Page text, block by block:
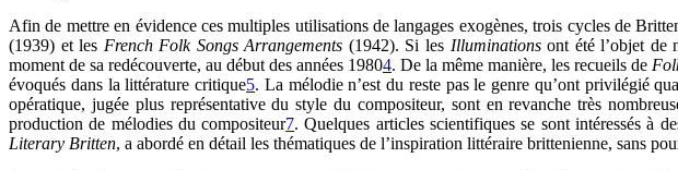
Afin de mettre en évidence ces multiples utilisations de langages exogènes, trois cycles de
(1939) et les French Folk Songs Arrangements (1942). Si les Illuminationsont été l’objet de
moment de sa redécouverte, au début des années 19804. De la même manière, les recueils de
évoqués dans la littérature critique5. La mélodie n’est du reste pas le genre qu’ont privilégié
opératique, jugée plus représentative du style du compositeur, sont en revanche très
production de mélodies du compositeur7. Quelques articles scientifiques se sont intéressés à
Literary Britten, a abordé en détail les thématiques de l’inspiration littéraire brittenienne, sans